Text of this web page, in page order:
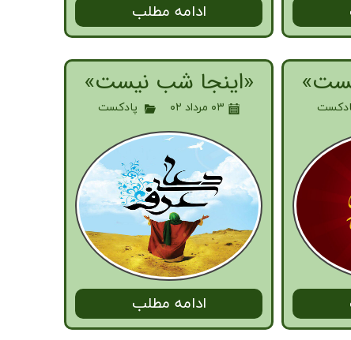
ادامه مطلب
«اینجا شب نیست»
۰۳ مرداد ۰۲ پادکست
ادامه مطلب